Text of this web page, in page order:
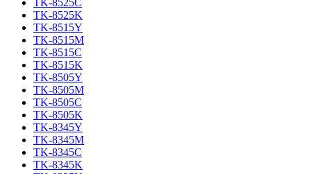
TK-8525C
TK-8525K
TK-8515Y
TK-8515M
TK-8515C
TK-8515K
TK-8505Y
TK-8505M
TK-8505C
TK-8505K
TK-8345Y
TK-8345M
TK-8345C
TK-8345K